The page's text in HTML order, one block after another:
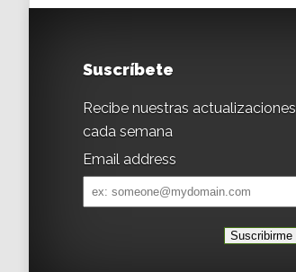
Suscríbete
Recibe nuestras actualizaciones
cada semana
Email address
Email
address